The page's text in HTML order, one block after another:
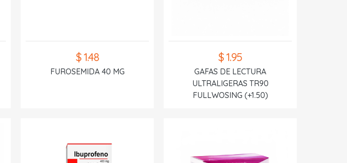
$ 1.48
FUROSEMIDA 40 MG
$ 1.95
GAFAS DE LECTURA
ULTRALIGERAS TR90
FULLWOSING (+1.50)